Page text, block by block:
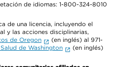
de idiomas: 1-800-324-8010
de una licencia, incluyendo el
y las acciones disciplinarias,
de Oregon
(en inglés) al 971-
de Washington
(en inglés)